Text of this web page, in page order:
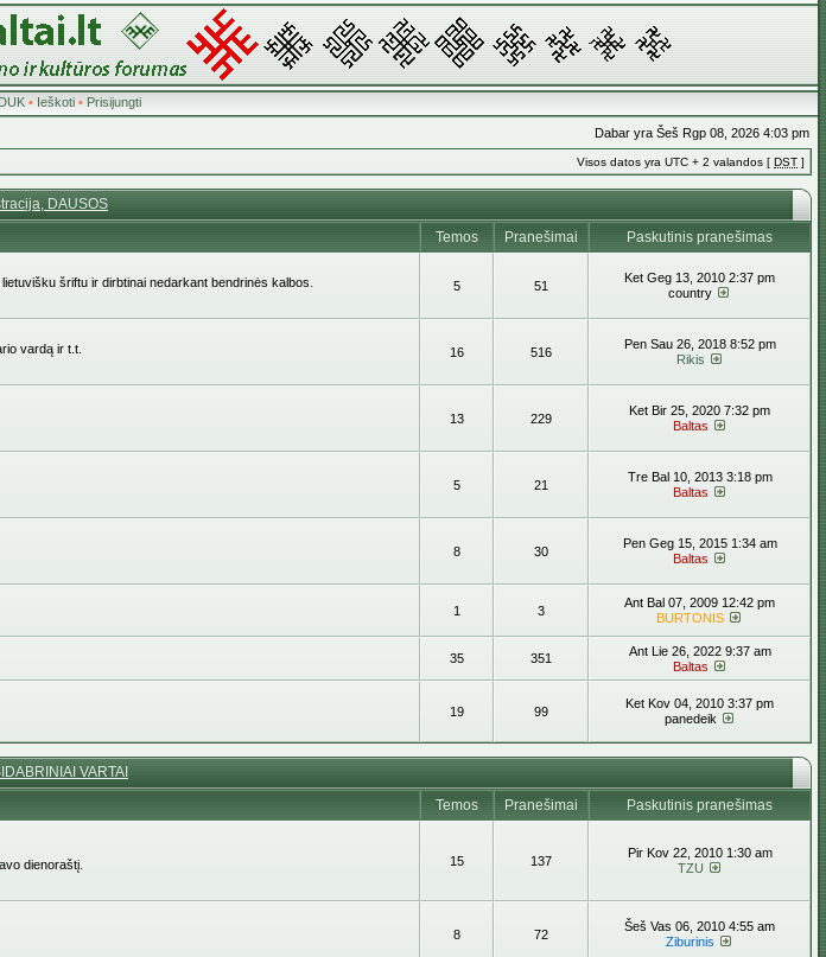
DUK• Ieškoti• Prisijungti
Dabar yra Šeš Rgp 08, 2026 4:03 pm
Visos datos yra UTC + 2 valandos [ DST ]
DAUSOS
Temos Pranešimai
Paskutinis pranešimas
šriftu ir dirbtinai nedarkant bendrinės kalbos.
5 51
Ket Geg 13, 2010 2:37 pm
country
vardą ir t.t.
16 516
Pen Sau 26, 2018 8:52 pm
Rikis
13 229
Ket Bir 25, 2020 7:32 pm
Baltas
5 21
Tre Bal 10, 2013 3:18 pm
Baltas
8 30
Pen Geg 15, 2015 1:34 am
Baltas
1 3
Ant Bal 07, 2009 12:42 pm
BURTONIS
35 351
Ant Lie 26, 2022 9:37 am
Baltas
19 99
Ket Kov 04, 2010 3:37 pm
panedeik
VARTAI
Temos Pranešimai
Paskutinis pranešimas
dienoraštį.
15 137
Pir Kov 22, 2010 1:30 am
TZU
8 72
Šeš Vas 06, 2010 4:55 am
Ziburinis